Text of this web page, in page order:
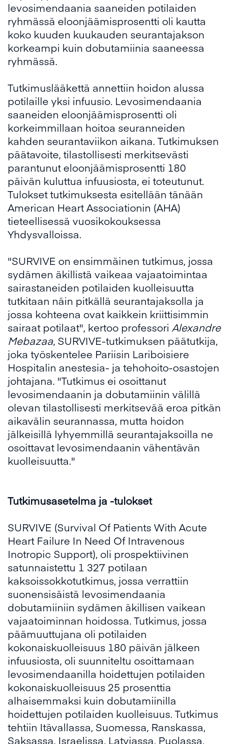
levosimendaania saaneiden potilaiden
ryhmässä eloonjäämisprosentti oli kautta
koko kuuden kuukauden seurantajakson
korkeampi kuin dobutamiinia saaneessa
ryhmässä.
Tutkimuslääkettä annettiin hoidon alussa
potilaille yksi infuusio. Levosimendaania
saaneiden eloonjäämisprosentti oli
korkeimmillaan hoitoa seuranneiden
kahden seurantaviikon aikana. Tutkimuksen
päätavoite, tilastollisesti merkitsevästi
parantunut eloonjäämisprosentti 180
päivän kuluttua infuusiosta, ei toteutunut.
Tulokset tutkimuksesta esitellään tänään
American Heart Associationin (AHA)
tieteellisessä vuosikokouksessa
Yhdysvalloissa.
"SURVIVE on ensimmäinen tutkimus, jossa
sydämen äkillistä vaikeaa vajaatoimintaa
sairastaneiden potilaiden kuolleisuutta
tutkitaan näin pitkällä seurantajaksolla ja
jossa kohteena ovat kaikkein kriittisimmin
sairaat potilaat", kertoo professori Alexandre
Mebazaa, SURVIVE-tutkimuksen päätutkija,
joka työskentelee Pariisin Lariboisiere
Hospitalin anestesia- ja tehohoito-osastojen
johtajana. "Tutkimus ei osoittanut
levosimendaanin ja dobutamiinin välillä
olevan tilastollisesti merkitsevää eroa pitkän
aikavälin seurannassa, mutta hoidon
jälkeisillä lyhyemmillä seurantajaksoilla ne
osoittavat levosimendaanin vähentävän
kuolleisuutta."
Tutkimusasetelma ja -tulokset
SURVIVE (Survival Of Patients With Acute
Heart Failure In Need Of Intravenous
Inotropic Support), oli prospektiivinen
satunnaistettu 1 327 potilaan
kaksoissokkotutkimus, jossa verrattiin
suonensisäistä levosimendaania
dobutamiiniin sydämen äkillisen vaikean
vajaatoiminnan hoidossa. Tutkimus, jossa
päämuuttujana oli potilaiden
kokonaiskuolleisuus 180 päivän jälkeen
infuusiosta, oli suunniteltu osoittamaan
levosimendaanilla hoidettujen potilaiden
kokonaiskuolleisuus 25 prosenttia
alhaisemmaksi kuin dobutamiinilla
hoidettujen potilaiden kuolleisuus. Tutkimus
tehtiin Itävallassa, Suomessa, Ranskassa,
Saksassa, Israelissa, Latviassa, Puolassa,